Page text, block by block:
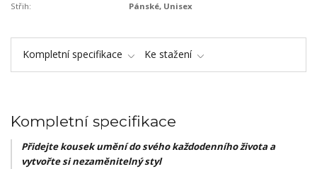
Střih:
Pánské, Unisex
Kompletní specifikace Ke stažení
Kompletní specifikace
Přidejte kousek umění do svého každodenního života a
vytvořte si nezaměnitelný styl